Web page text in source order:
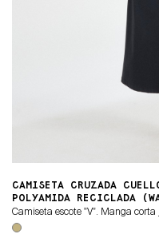
CAMISETA CRUZADA
POLYAMIDA RECICLADA
Camiseta escote "V". Manga corta